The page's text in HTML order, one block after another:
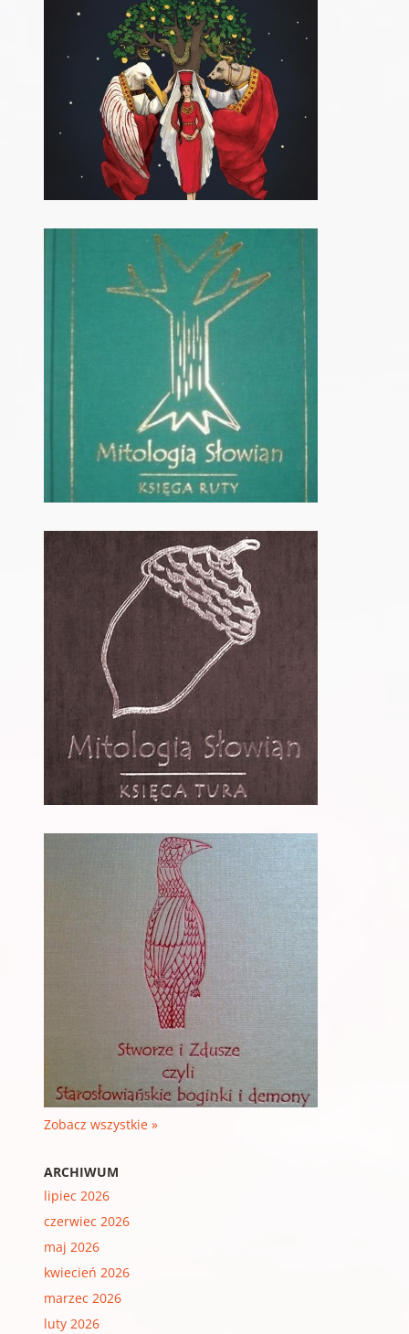
Zobacz wszystkie »
ARCHIWUM
lipiec 2026
czerwiec 2026
maj 2026
kwiecień 2026
marzec 2026
luty 2026